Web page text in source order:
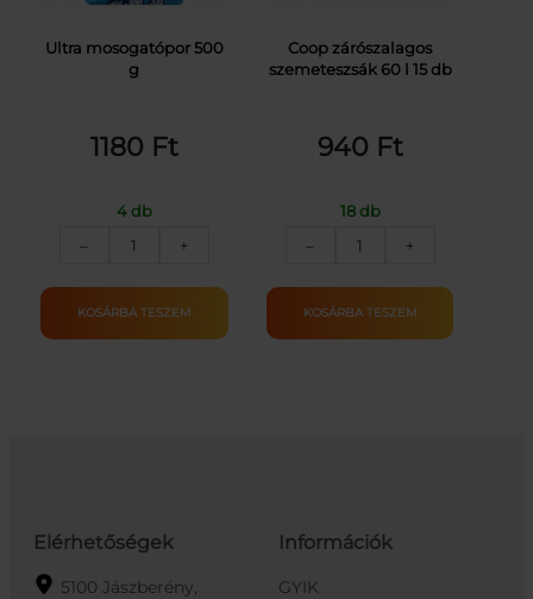
Ultra mosogatópor 500
g
1180 Ft
4 db
–
ULTRA
500G
mennyiség
+
KOSÁRBA TESZEM
Coop zárószalagos
szemeteszsák 60 l 15 db
940 Ft
18 db
–
COOP
ZÁRÓSZALAGOS
60L
+
KOSÁRBA TESZEM
Elérhetőségek
5100 Jászberény,
Információk
GYIK